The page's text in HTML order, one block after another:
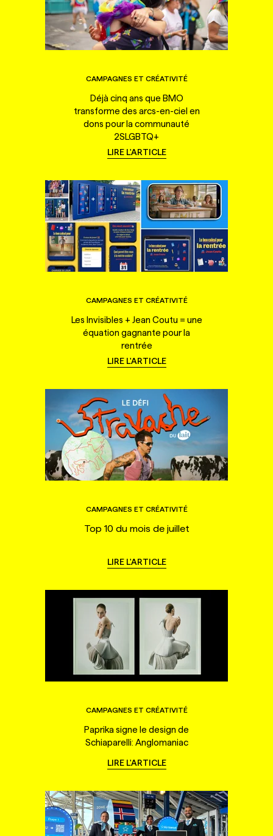
CAMPAGNES ET CRÉATIVITÉ
Déjà cinq ans que BMO
transforme des arcs-en-ciel en
dons pour la communauté
2SLGBTQ+
LIRE L'ARTICLE
CAMPAGNES ET CRÉATIVITÉ
Les Invisibles + Jean Coutu = une
équation gagnante pour la
rentrée
LIRE L'ARTICLE
CAMPAGNES ET CRÉATIVITÉ
Top 10 du mois de juillet
LIRE L'ARTICLE
CAMPAGNES ET CRÉATIVITÉ
Paprika signe le design de
Schiaparelli: Anglomaniac
LIRE L'ARTICLE